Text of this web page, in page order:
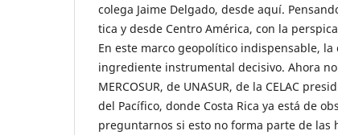
colega Jaime Delgado, desde aquí.
tica y desde Centro América, con la
En este marco geopolítico indispensable,
ingrediente instrumental decisivo. Ahora
MERCOSUR, de UNASUR, de la CELAC
del Pacífico, donde Costa Rica ya está de
preguntarnos si esto no forma parte de las